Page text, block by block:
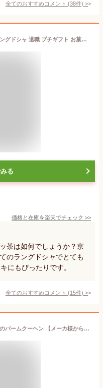
全てのおすすめコメント (38件) >
抹茶 お菓子 個包装 春 スイーツ ラングドシャ 退職 プチギフト お菓子 お取り寄せ ギフト グラッ茶 京都ヴェネト 抹茶スイーツ 春スイーツ 個包装 小分け ばらまき 職場 2026 クッキー 京都 スイーツギフト 京都土産
る
価格と在庫を楽天でチェック >>
茶は如何でしょうか？京
のラングドシャでとても
にもぴったりです。
全てのおすすめコメント (15件) >
京ばあむ 3.5cm厚 宇治抹茶と豆乳のバームクーヘン 【メーカ様から直取引。賞味期限が常に新しい安心できます】【京都土産 バウムクーヘン 宇治抹茶】